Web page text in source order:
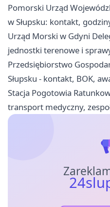
Pomorski Urząd
w Słupsku: kontakt,
Urząd Morski w Gdyni
jednostki terenowe i
Przedsiębiorstwo
Słupsku - kontakt, BOK,
Stacja Pogotowia
transport medyczny,